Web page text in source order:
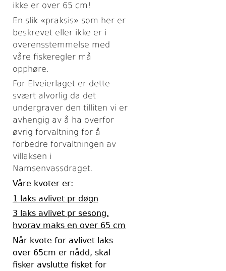
ikke er over 65 cm!
En slik «praksis» som her er
beskrevet eller ikke er i
overensstemmelse med
våre fiskeregler må
opphøre.
For Elveierlaget er dette
svært alvorlig da det
undergraver den tilliten vi er
avhengig av å ha overfor
øvrig forvaltning for å
forbedre forvaltningen av
villaksen i
Namsenvassdraget.
Våre kvoter er:
1 laks avlivet pr døgn
3 laks avlivet pr sesong,
hvorav maks en over 65 cm
Når kvote for avlivet laks
over 65cm er nådd, skal
fisker avslutte fisket for